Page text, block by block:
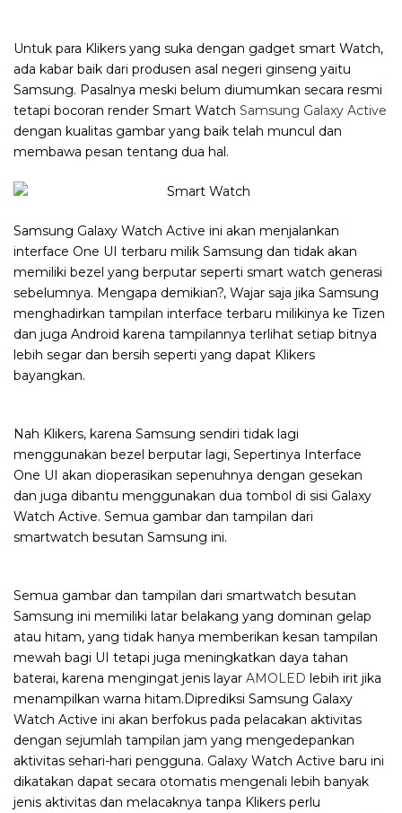
Untuk para Klikers yang suka dengan gadget smart Watch,
ada kabar baik dari produsen asal negeri ginseng yaitu
Samsung. Pasalnya meski belum diumumkan secara resmi
tetapi bocoran render Smart Watch Samsung Galaxy Active
dengan kualitas gambar yang baik telah muncul dan
membawa pesan tentang dua hal.
Samsung Galaxy Watch Active ini akan menjalankan
interface One UI terbaru milik Samsung dan tidak akan
memiliki bezel yang berputar seperti smart watch generasi
sebelumnya. Mengapa demikian?, Wajar saja jika Samsung
menghadirkan tampilan interface terbaru milikinya ke Tizen
dan juga Android karena tampilannya terlihat setiap bitnya
lebih segar dan bersih seperti yang dapat Klikers
bayangkan.
Nah Klikers, karena Samsung sendiri tidak lagi
menggunakan bezel berputar lagi, Sepertinya Interface
One UI akan dioperasikan sepenuhnya dengan gesekan
dan juga dibantu menggunakan dua tombol di sisi Galaxy
Watch Active. Semua gambar dan tampilan dari
smartwatch besutan Samsung ini.
Semua gambar dan tampilan dari smartwatch besutan
Samsung ini memiliki latar belakang yang dominan gelap
atau hitam, yang tidak hanya memberikan kesan tampilan
mewah bagi UI tetapi juga meningkatkan daya tahan
baterai, karena mengingat jenis layar AMOLED lebih irit jika
menampilkan warna hitam.Diprediksi Samsung Galaxy
Watch Active ini akan berfokus pada pelacakan aktivitas
dengan sejumlah tampilan jam yang mengedepankan
aktivitas sehari-hari pengguna. Galaxy Watch Active baru ini
dikatakan dapat secara otomatis mengenali lebih banyak
jenis aktivitas dan melacaknya tanpa Klikers perlu